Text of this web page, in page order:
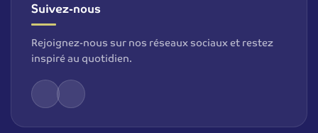
Suivez-nous
Rejoignez-nous sur nos réseaux sociaux et restez
inspiré au quotidien.